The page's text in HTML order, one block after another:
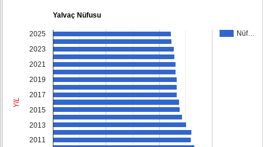
Yalvaç Nüfusu
Nüf…
2025
2023
2021
2019
2017
2015
2013
2011
YIL